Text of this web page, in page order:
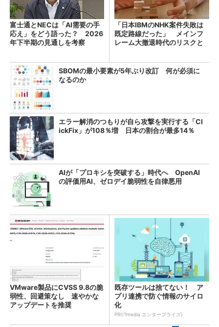
富士通とNECは「AI需要の手
応え」をどう語った？ 2026
年下半期の見通しを考察
「日本IBMのNHK案件失敗は
既定路線だった」 メインフ
レーム大撤退時代のリスクと
SBOMの最小要素が5年ぶり改訂 何が必須に
なるのか
エラー解消のつもりが自ら攻撃を実行する「Cl
ickFix」が108％増 日本の割合が最多14％
AIが「プロキシを突破する」時代へ OpenAI
の評価用AI、ゼロデイ脆弱性を自律悪用
VMware製品にCVSS 9.8の脆
弱性、回避策なし 速やかな
アップデートを推奨
既存ツールは捨てない！ ア
プリ連携で防ぐ情報のサイロ
化
PR(ITmedia エンタープライズ)